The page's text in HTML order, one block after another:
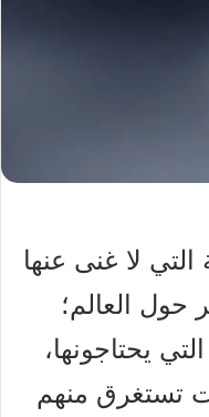
لا غنى عنها
حول العالم؛
يحتاجونها،
تستغرق منهم